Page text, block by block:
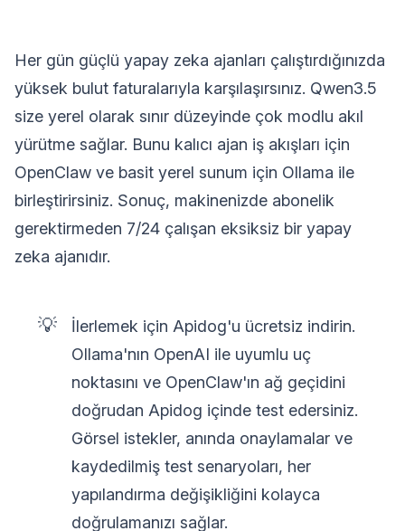
Her gün güçlü yapay zeka ajanları çalıştırdığınızda
yüksek bulut faturalarıyla karşılaşırsınız. Qwen3.5
size yerel olarak sınır düzeyinde çok modlu akıl
yürütme sağlar. Bunu kalıcı ajan iş akışları için
OpenClaw ve basit yerel sunum için Ollama ile
birleştirirsiniz. Sonuç, makinenizde abonelik
gerektirmeden 7/24 çalışan eksiksiz bir yapay
zeka ajanıdır.
💡
İlerlemek için Apidog'u ücretsiz indirin.
Ollama'nın OpenAI ile uyumlu uç
noktasını ve OpenClaw'ın ağ geçidini
doğrudan Apidog içinde test edersiniz.
Görsel istekler, anında onaylamalar ve
kaydedilmiş test senaryoları, her
yapılandırma değişikliğini kolayca
doğrulamanızı sağlar.